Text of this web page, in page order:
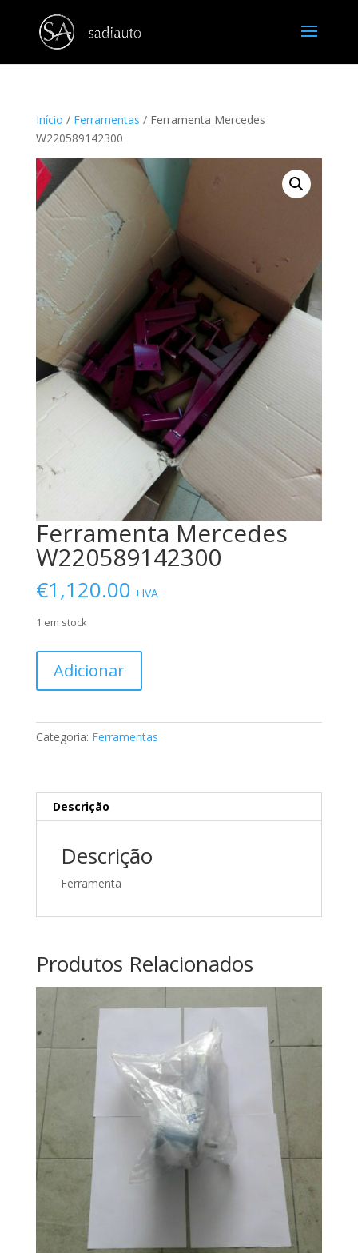
Início / Ferramentas / Ferramenta Mercedes
W220589142300
Ferramenta Mercedes
W220589142300
€1,120.00 +IVA
1 em stock
Ferramenta
W220589142300
Adicionar
Categoria: Ferramentas
Descrição
Descrição
Ferramenta
Produtos Relacionados